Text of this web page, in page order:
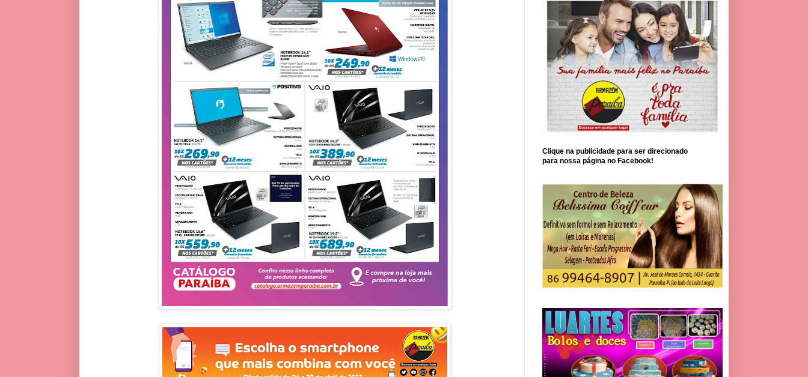
Clique na publicidade para ser direcionado
para nossa página no Facebook!